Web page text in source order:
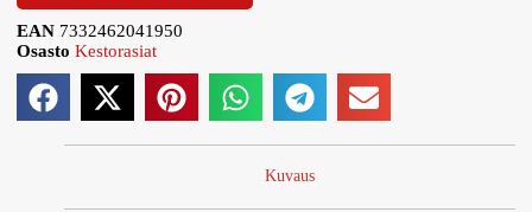
EAN 7332462041950
Osasto Kestorasiat
Kuvaus